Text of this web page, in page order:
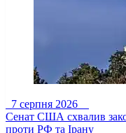
7 серпня 2026
Сенат США схвалив
проти РФ та Ірану